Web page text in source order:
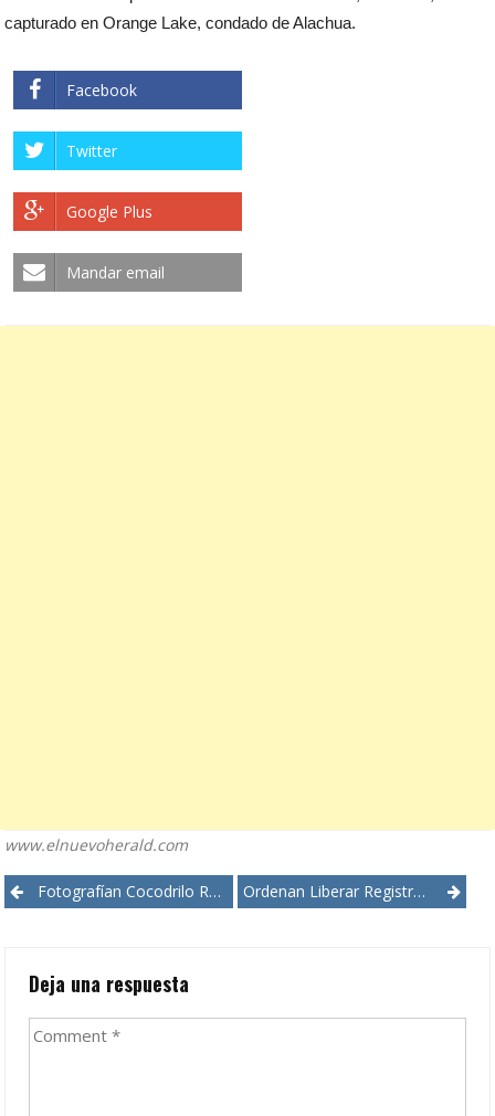
capturado en Orange Lake, condado de Alachua.
Facebook
Twitter
Google Plus
Mandar email
www.elnuevoherald.com
PostFotografían Cocodrilo Recorriendo Canal En Cayo Largo, Florida Ordenan Liberar Registros Sobre Puente Colapsado
Deja una respuesta